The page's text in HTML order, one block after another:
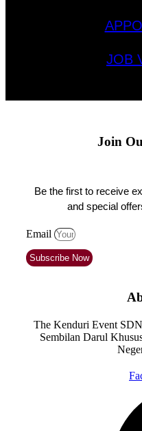
JOB
Join
Be the first to receive
and special
Email
Subscribe Now
The Kenduri Event
Sembilan Darul